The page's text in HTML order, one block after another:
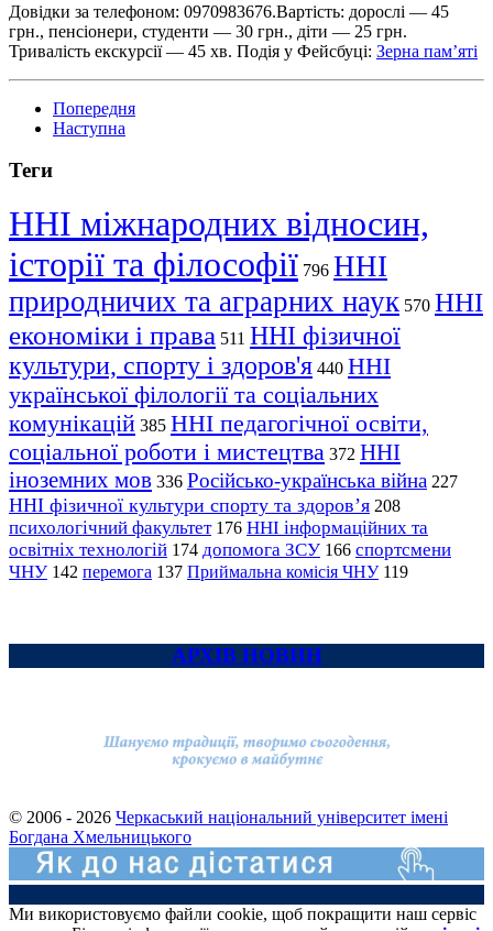
Довідки за телефоном: 0970983676.Вартість: дорослі — 45
грн., пенсіонери, студенти — 30 грн., діти — 25 грн.
Тривалість екскурсії — 45 хв. Подія у Фейсбуці: Зерна пам’яті
Попередня
Наступна
Теги
ННІ міжнародних відносин,
історії та філософії 796 ННІ
природничих та аграрних наук 570 ННІ
економіки і права 511 ННІ фізичної
культури, спорту і здоров'я 440 ННІ
української філології та соціальних
комунікацій 385 ННІ педагогічної освіти,
соціальної роботи і мистецтва 372 ННІ
іноземних мов 336 Російсько-українська війна 227
ННІ фізичної культури спорту та здоров’я 208
психологічний факультет 176 ННІ інформаційних та
освітніх технологій 174 допомога ЗСУ 166 спортсмени
ЧНУ 142 перемога 137 Приймальна комісія ЧНУ 119
АРХІВ НОВИН
© 2006 - 2026 Черкаський національний університет імені
Богдана Хмельницького
Ми використовуємо файли cookie, щоб покращити наш сервіс